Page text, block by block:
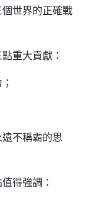
世界的正確戰
重大貢獻：
不稱霸的思
得強調：